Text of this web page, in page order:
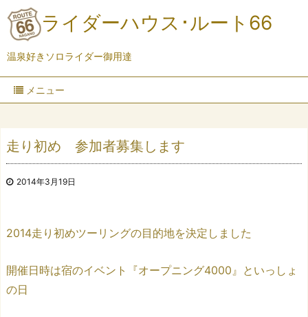
ライダーハウス･ルート66
温泉好きソロライダー御用達
メニュー
走り初め 参加者募集します
2014年3月19日
2014走り初めツーリングの目的地を決定しました
開催日時は宿のイベント『オープニング4000』といっしょ
の日